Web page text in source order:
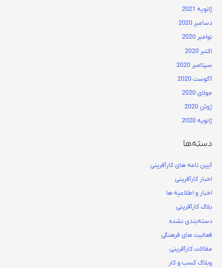
ژانویه 2021
دسامبر 2020
نوامبر 2020
اکتبر 2020
سپتامبر 2020
آگوست 2020
جولای 2020
ژوئن 2020
ژانویه 2020
دسته‌ها
آیین نامه های کارآفرینی
اخبار کارآفرینی
اخبار و اطلاعیه ها
بلاگ کارآفرینی
دسته‌بندی نشده
فعالیت های فرهنگی
مقالات کارآفرینی
وبلاگ کسب و کار